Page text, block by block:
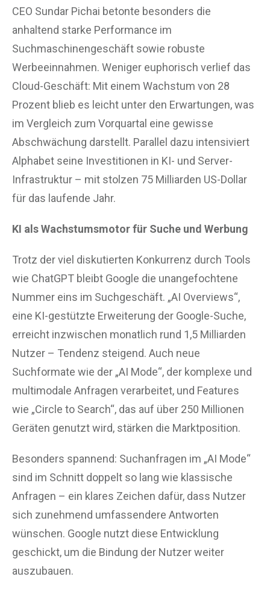
CEO Sundar Pichai betonte besonders die
anhaltend starke Performance im
Suchmaschinengeschäft sowie robuste
Werbeeinnahmen. Weniger euphorisch verlief das
Cloud-Geschäft: Mit einem Wachstum von 28
Prozent blieb es leicht unter den Erwartungen, was
im Vergleich zum Vorquartal eine gewisse
Abschwächung darstellt. Parallel dazu intensiviert
Alphabet seine Investitionen in KI- und Server-
Infrastruktur – mit stolzen 75 Milliarden US-Dollar
für das laufende Jahr.
KI als Wachstumsmotor für Suche und Werbung
Trotz der viel diskutierten Konkurrenz durch Tools
wie ChatGPT bleibt Google die unangefochtene
Nummer eins im Suchgeschäft. „AI Overviews“,
eine KI-gestützte Erweiterung der Google-Suche,
erreicht inzwischen monatlich rund 1,5 Milliarden
Nutzer – Tendenz steigend. Auch neue
Suchformate wie der „AI Mode“, der komplexe und
multimodale Anfragen verarbeitet, und Features
wie „Circle to Search“, das auf über 250 Millionen
Geräten genutzt wird, stärken die Marktposition.
Besonders spannend: Suchanfragen im „AI Mode“
sind im Schnitt doppelt so lang wie klassische
Anfragen – ein klares Zeichen dafür, dass Nutzer
sich zunehmend umfassendere Antworten
wünschen. Google nutzt diese Entwicklung
geschickt, um die Bindung der Nutzer weiter
auszubauen.